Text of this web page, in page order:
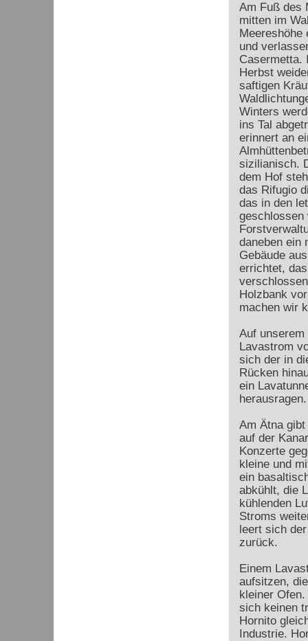
Am Fuß des
mitten im
Meereshöhe
und
Casermetta.
Herbst
saftigen
Winters
ins Tal
erinnert an
sizilianisch.
dem Hof
das Rifugio
das in den
geschlossen
daneben ein
Gebäude
errichtet,
Holzbank
machen wir
Auf
Lavastrom
sich der in
Rücken
ein
herausragen.
Am Ätna
auf der
Konzerte
kleine und
ein
abkühlt, die
kühlenden
Stroms
leert sich
zurück.
Einem
aufsitzen,
kleiner
sich keinen
Hornito
Industrie.